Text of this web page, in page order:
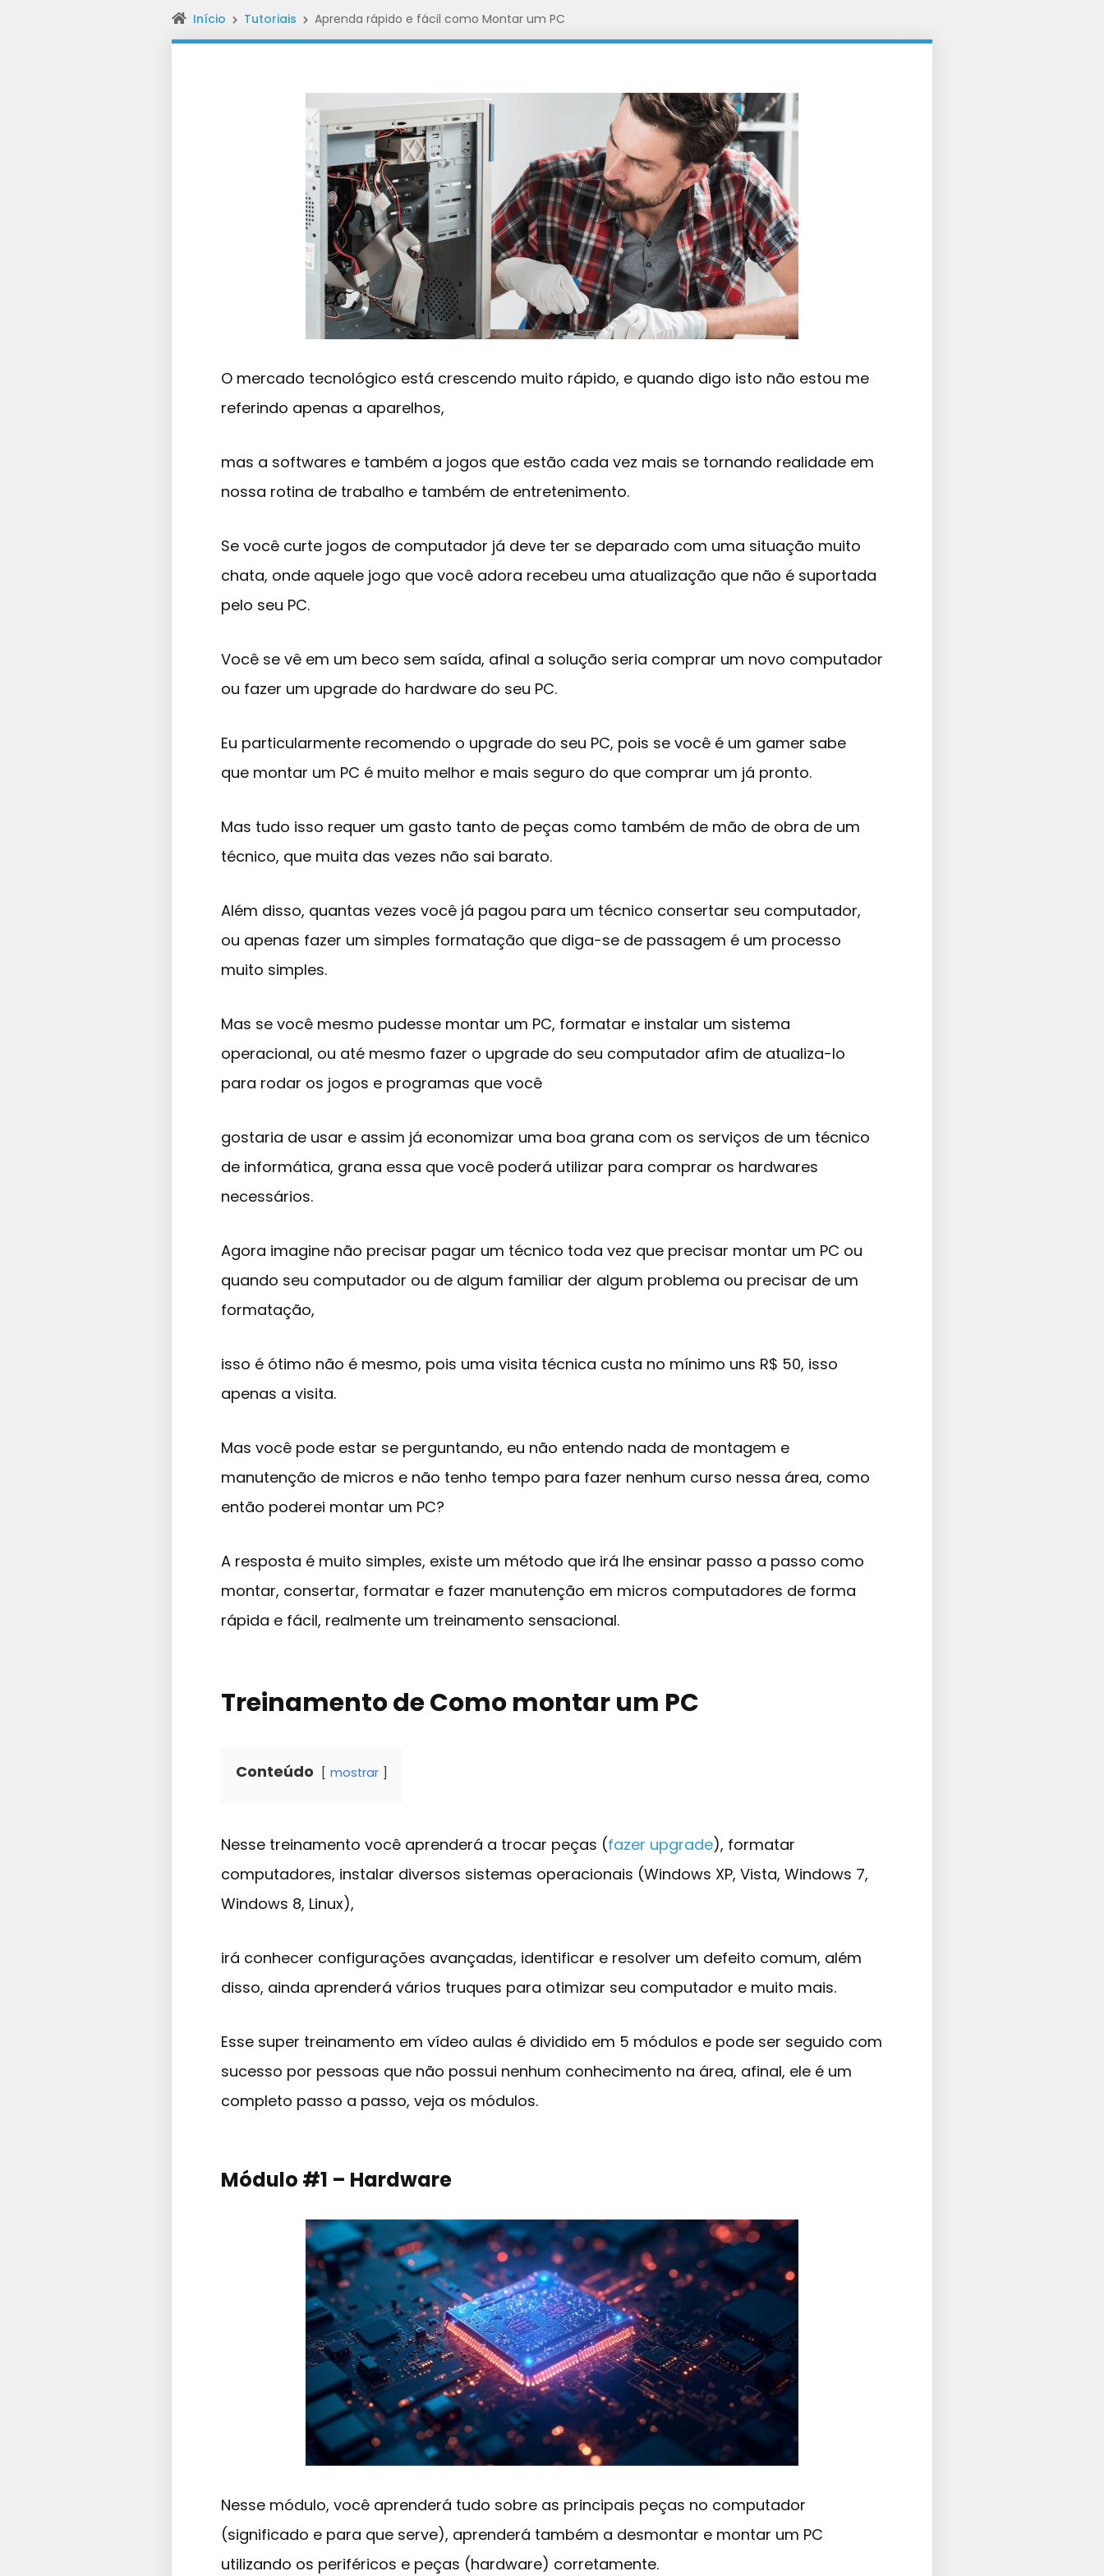
Início Tutoriais Aprenda rápido e fácil como Montar um PC
O mercado tecnológico está crescendo muito rápido, e quando digo isto não estou me
referindo apenas a aparelhos,
mas a softwares e também a jogos que estão cada vez mais se tornando realidade em
nossa rotina de trabalho e também de entretenimento.
Se você curte jogos de computador já deve ter se deparado com uma situação muito
chata, onde aquele jogo que você adora recebeu uma atualização que não é suportada
pelo seu PC.
Você se vê em um beco sem saída, afinal a solução seria comprar um novo computador
ou fazer um upgrade do hardware do seu PC.
Eu particularmente recomendo o upgrade do seu PC, pois se você é um gamer sabe
que montar um PC é muito melhor e mais seguro do que comprar um já pronto.
Mas tudo isso requer um gasto tanto de peças como também de mão de obra de um
técnico, que muita das vezes não sai barato.
Além disso, quantas vezes você já pagou para um técnico consertar seu computador,
ou apenas fazer um simples formatação que diga-se de passagem é um processo
muito simples.
Mas se você mesmo pudesse montar um PC, formatar e instalar um sistema
operacional, ou até mesmo fazer o upgrade do seu computador afim de atualiza-lo
para rodar os jogos e programas que você
gostaria de usar e assim já economizar uma boa grana com os serviços de um técnico
de informática, grana essa que você poderá utilizar para comprar os hardwares
necessários.
Agora imagine não precisar pagar um técnico toda vez que precisar montar um PC ou
quando seu computador ou de algum familiar der algum problema ou precisar de um
formatação,
isso é ótimo não é mesmo, pois uma visita técnica custa no mínimo uns R$ 50, isso
apenas a visita.
Mas você pode estar se perguntando, eu não entendo nada de montagem e
manutenção de micros e não tenho tempo para fazer nenhum curso nessa área, como
então poderei montar um PC?
A resposta é muito simples, existe um método que irá lhe ensinar passo a passo como
montar, consertar, formatar e fazer manutenção em micros computadores de forma
rápida e fácil, realmente um treinamento sensacional.
Treinamento de Como montar um PC
Conteúdo mostrar
Nesse treinamento você aprenderá a trocar peças (fazer upgrade), formatar
computadores, instalar diversos sistemas operacionais (Windows XP, Vista, Windows 7,
Windows 8, Linux),
irá conhecer configurações avançadas, identificar e resolver um defeito comum, além
disso, ainda aprenderá vários truques para otimizar seu computador e muito mais.
Esse super treinamento em vídeo aulas é dividido em 5 módulos e pode ser seguido com
sucesso por pessoas que não possui nenhum conhecimento na área, afinal, ele é um
completo passo a passo, veja os módulos.
Módulo #1 – Hardware
Nesse módulo, você aprenderá tudo sobre as principais peças no computador
(significado e para que serve), aprenderá também a desmontar e montar um PC
utilizando os periféricos e peças (hardware) corretamente.